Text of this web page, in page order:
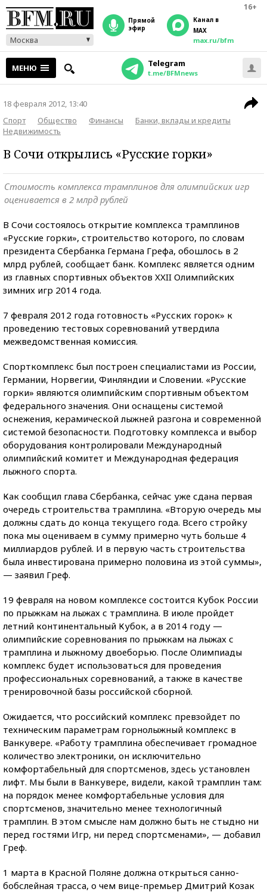
16+
Москва
прямой
эфир
Канал в
MAX
max.ru/bfm
МЕНЮ Telegram
t.me/BFMnews
18 февраля 2012, 13:40
Спорт
Общество Финансы
Банки, вклады и кредиты
Недвижимость
В Сочи открылись «Русские горки»
Стоимость комплекса трамплинов для олимпийских игр
оценивается в 2 млрд рублей
В Сочи состоялось открытие комплекса трамплинов
«Русские горки», строительство которого, по словам
президента Сбербанка Германа Грефа, обошлось в 2
млрд рублей, сообщает банк. Комплекс является одним
из главных спортивных объектов XXII Олимпийских
зимних игр 2014 года.
7 февраля 2012 года готовность «Русских горок» к
проведению тестовых соревнований утвердила
межведомственная комиссия.
Спорткомплекс был построен специалистами из России,
Германии, Норвегии, Финляндии и Словении. «Русские
горки» являются олимпийским спортивным объектом
федерального значения. Они оснащены системой
оснежения, керамической лыжней разгона и современной
системой безопасности. Подготовку комплекса и выбор
оборудования контролировали Международный
олимпийский комитет и Международная федерация
лыжного спорта.
Как сообщил глава Сбербанка, сейчас уже сдана первая
очередь строительства трамплина. «Вторую очередь мы
должны сдать до конца текущего года. Всего стройку
пока мы оцениваем в сумму примерно чуть больше 4
миллиардов рублей. И в первую часть строительства
была инвестирована примерно половина из этой суммы»,
— заявил Греф.
19 февраля на новом комплексе состоится Кубок России
по прыжкам на лыжах с трамплина. В июле пройдет
летний континентальный Кубок, а в 2014 году —
олимпийские соревнования по прыжкам на лыжах с
трамплина и лыжному двоеборью. После Олимпиады
комплекс будет использоваться для проведения
профессиональных соревнований, а также в качестве
тренировочной базы российской сборной.
Ожидается, что российский комплекс превзойдет по
техническим параметрам горнолыжный комплекс в
Ванкувере. «Работу трамплина обеспечивает громадное
количество электроники, он исключительно
комфортабельный для спортсменов, здесь установлен
лифт. Мы были в Ванкувере, видели, какой трамплин там:
на порядок менее комфортабельные условия для
спортсменов, значительно менее технологичный
трамплин. В этом смысле нам должно быть не стыдно ни
перед гостями Игр, ни перед спортсменами», — добавил
Греф.
1 марта в Красной Поляне должна открыться санно-
бобслейная трасса, о чем вице-премьер Дмитрий Козак